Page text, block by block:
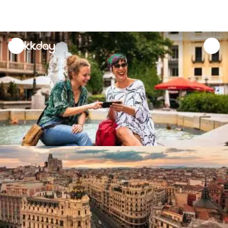
unread
notifications